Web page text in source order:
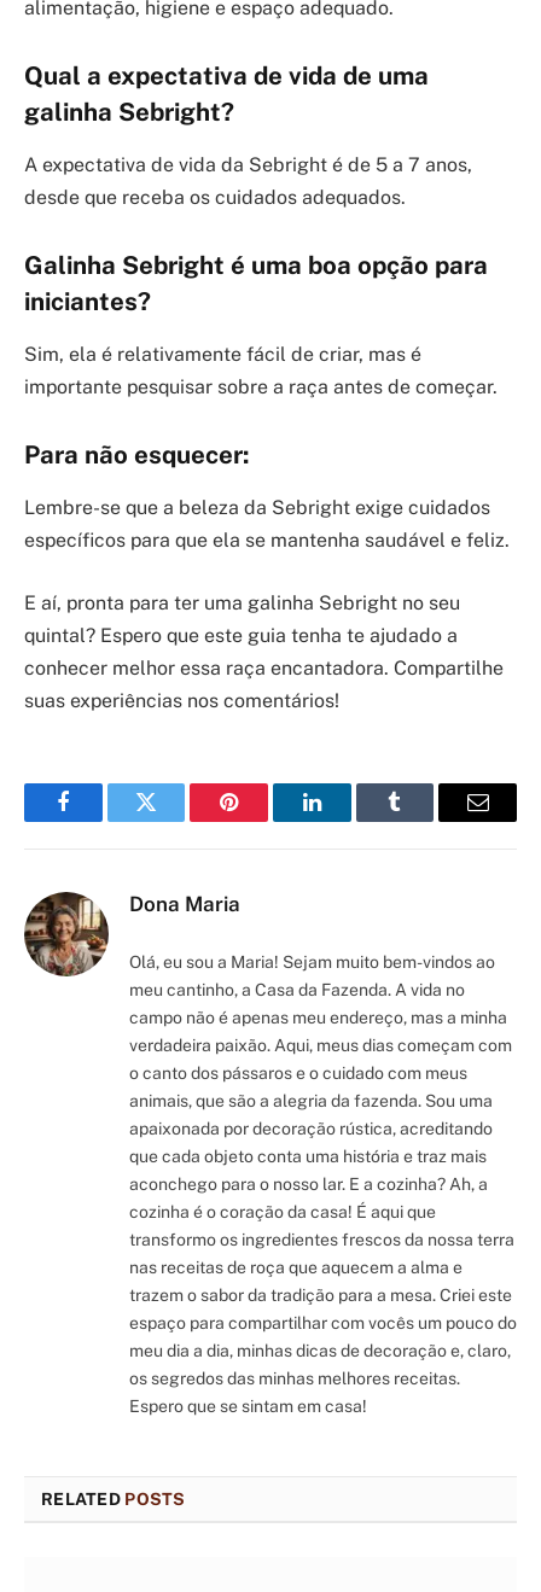
alimentação, higiene e espaço adequado.
Qual a expectativa de vida de uma
galinha Sebright?
A expectativa de vida da Sebright é de 5 a 7 anos,
desde que receba os cuidados adequados.
Galinha Sebright é uma boa opção para
iniciantes?
Sim, ela é relativamente fácil de criar, mas é
importante pesquisar sobre a raça antes de começar.
Para não esquecer:
Lembre-se que a beleza da Sebright exige cuidados
específicos para que ela se mantenha saudável e feliz.
E aí, pronta para ter uma galinha Sebright no seu
quintal? Espero que este guia tenha te ajudado a
conhecer melhor essa raça encantadora. Compartilhe
suas experiências nos comentários!
FacebookTwitter Pinterest LinkedInTumblr Email
Dona Maria
Olá, eu sou a Maria! Sejam muito bem-vindos ao
meu cantinho, a Casa da Fazenda. A vida no
campo não é apenas meu endereço, mas a minha
verdadeira paixão. Aqui, meus dias começam com
o canto dos pássaros e o cuidado com meus
animais, que são a alegria da fazenda. Sou uma
apaixonada por decoração rústica, acreditando
que cada objeto conta uma história e traz mais
aconchego para o nosso lar. E a cozinha? Ah, a
cozinha é o coração da casa! É aqui que
transformo os ingredientes frescos da nossa terra
nas receitas de roça que aquecem a alma e
trazem o sabor da tradição para a mesa. Criei este
espaço para compartilhar com vocês um pouco do
meu dia a dia, minhas dicas de decoração e, claro,
os segredos das minhas melhores receitas.
Espero que se sintam em casa!
RELATED POSTS